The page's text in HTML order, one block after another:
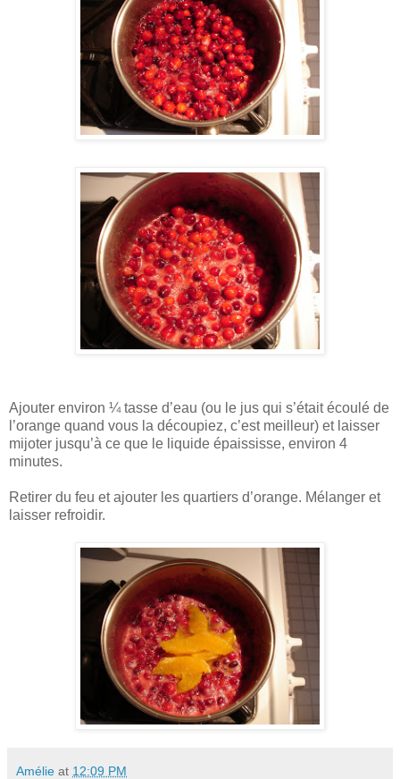
Ajouter environ ¼ tasse d’eau (ou le jus qui s’était écoulé de
l’orange quand vous la découpiez, c’est meilleur) et laisser
mijoter jusqu’à ce que le liquide épaississe, environ 4
minutes.
Retirer du feu et ajouter les quartiers d’orange. Mélanger et
laisser refroidir.
Amélie at 12:09 PM